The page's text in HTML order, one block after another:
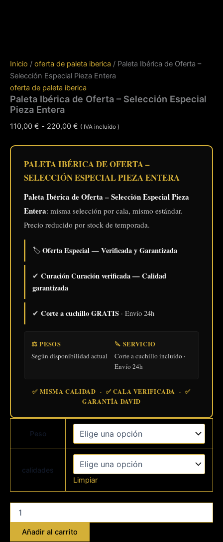
Inicio / oferta de paleta iberica / Paleta Ibérica de Oferta –
Selección Especial Pieza Entera
oferta de paleta iberica
Paleta Ibérica de Oferta – Selección Especial
Pieza Entera
110,00 € - 220,00 € Rango
desde
110,00 €
220,00 €
( IVA incluido )
PALETA IBÉRICA DE OFERTA –
SELECCIÓN ESPECIAL PIEZA ENTERA
Paleta Ibérica de Oferta – Selección Especial Pieza
Entera: misma selección por cala, mismo estándar.
Precio reducido por stock de temporada.
🏷️ Oferta Especial — Verificada y Garantizada
✔ Curación Curación verificada — Calidad
garantizada
✔ Corte a cuchillo GRATIS · Envío 24h
⚖️ PESOS
Según disponibilidad actual
🔪 SERVICIO
Corte a cuchillo incluido ·
Envío 24h
✅ MISMA CALIDAD · ✅ CALA VERIFICADA · ✅
GARANTÍA DAVID
Peso
calidades
Limpiar
Ibérica
Oferta
Añadir al carrito